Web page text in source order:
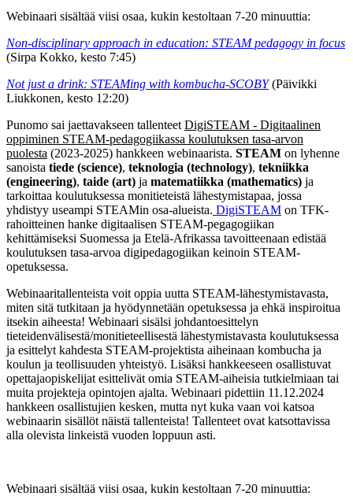
Webinaari sisältää viisi osaa, kukin kestoltaan 7-20 minuuttia:
Non-disciplinary approach in education: STEAM pedagogy in focus
(Sirpa Kokko, kesto 7:45)
Not just a drink: STEAMing with kombucha-SCOBY(Päivikki
Liukkonen, kesto 12:20)
Punomo sai jaettavakseen tallenteet DigiSTEAM - Digitaalinen
oppiminen STEAM-pedagogiikassa koulutuksen tasa-arvon
puolesta (2023-2025) hankkeen webinaarista. STEAM on lyhenne
sanoista tiede (science), teknologia (technology), tekniikka
(engineering), taide (art) ja matematiikka (mathematics) ja
tarkoittaa koulutuksessa monitieteistä lähestymistapaa, jossa
yhdistyy useampi STEAMin osa-alueista. DigiSTEAM on TFK-
rahoitteinen hanke digitaalisen STEAM-pegagogiikan
kehittämiseksi Suomessa ja Etelä-Afrikassa tavoitteenaan edistää
koulutuksen tasa-arvoa digipedagogiikan keinoin STEAM-
opetuksessa.
Webinaaritallenteista voit oppia uutta STEAM-lähestymistavasta,
miten sitä tutkitaan ja hyödynnetään opetuksessa ja ehkä inspiroitua
itsekin aiheesta! Webinaari sisälsi johdantoesittelyn
tieteidenvälisestä/monitieteellisestä lähestymistavasta koulutuksessa
ja esittelyt kahdesta STEAM-projektista aiheinaan kombucha ja
koulun ja teollisuuden yhteistyö. Lisäksi hankkeeseen osallistuvat
opettajaopiskelijat esittelivät omia STEAM-aiheisia tutkielmiaan tai
muita projekteja opintojen ajalta. Webinaari pidettiin 11.12.2024
hankkeen osallistujien kesken, mutta nyt kuka vaan voi katsoa
webinaarin sisällöt näistä tallenteista! Tallenteet ovat katsottavissa
alla olevista linkeistä vuoden loppuun asti.
Webinaari sisältää viisi osaa, kukin kestoltaan 7-20 minuuttia: